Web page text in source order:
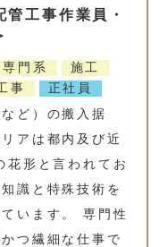
工事作業員・
専門系
施工
事
正社員
ど）の搬入据
アは都内及び近
花形と言われてお
識と特殊技術を
います。 専門性
つ繊細な仕事で